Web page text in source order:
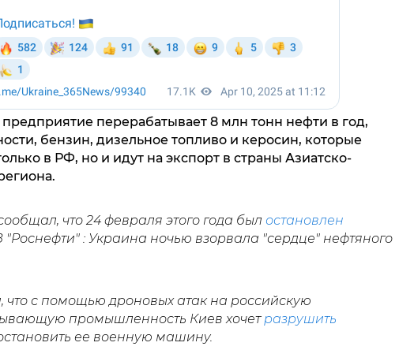
перерабатывает 8 млн тонн нефти в год,
бензин, дизельное топливо и керосин, которые
в РФ, но и идут на экспорт в страны Азиатско-
что 24 февраля этого года был остановлен
: Украина ночью взорвала "сердце" нефтяного
что с помощью дроновых атак на российскую
промышленность Киев хочет разрушить
ее военную машину.